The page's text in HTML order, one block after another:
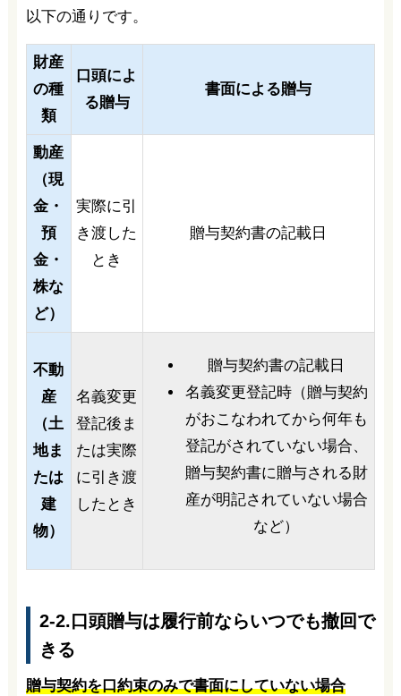
以下の通りです。
財産
の種
類
口頭によ
る贈与
書面による贈与
動産
（現
金・
預
金・
株な
ど）
実際に引
き渡した
とき
贈与契約書の記載日
不動
産
（土
地ま
たは
建
物）
名義変更
登記後ま
たは実際
に引き渡
したとき
贈与契約書の記載日
名義変更登記時（贈与契約
がおこなわれてから何年も
登記がされていない場合、
贈与契約書に贈与される財
産が明記されていない場合
など）
2-2.口頭贈与は履行前ならいつでも撤回で
きる
贈与契約を口約束のみで書面にしていない場合